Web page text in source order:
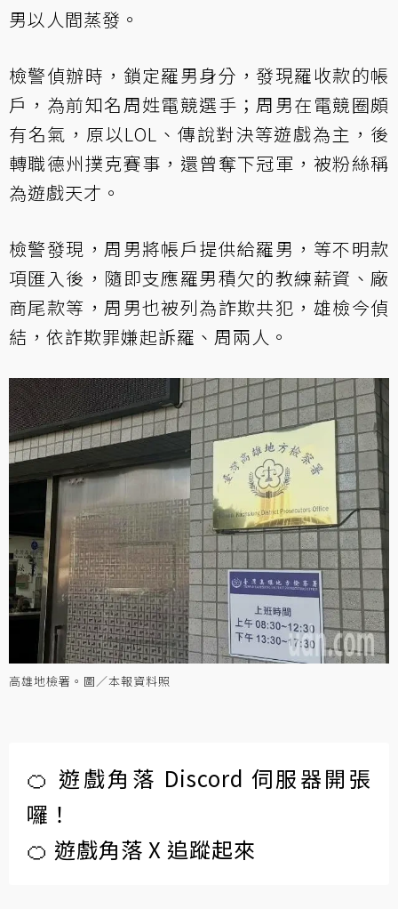
男以人間蒸發。
檢警偵辦時，鎖定羅男身分，發現羅收款的帳
戶，為前知名周姓電競選手；周男在電競圈頗
有名氣，原以LOL、傳說對決等遊戲為主，後
轉職德州撲克賽事，還曾奪下冠軍，被粉絲稱
為遊戲天才。
檢警發現，周男將帳戶提供給羅男，等不明款
項匯入後，隨即支應羅男積欠的教練薪資、廠
商尾款等，周男也被列為詐欺共犯，雄檢今偵
結，依詐欺罪嫌起訴羅、周兩人。
高雄地檢署。圖／本報資料照
🍊 遊戲角落 Discord 伺服器開張
囉！
🍊 遊戲角落 X 追蹤起來